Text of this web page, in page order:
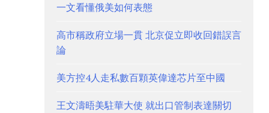
一文看懂俄美如何表態
高市稱政府立場一貫 北京促立即收回錯誤言
論
美方控4人走私數百顆英偉達芯片至中國
王文濤晤美駐華大使 就出口管制表達關切